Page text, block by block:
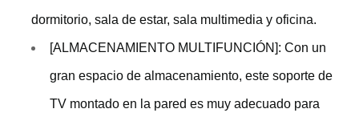
dormitorio, sala de estar, sala multimedia y oficina.
[ALMACENAMIENTO MULTIFUNCIÓN]: Con un
gran espacio de almacenamiento, este soporte de
TV montado en la pared es muy adecuado para